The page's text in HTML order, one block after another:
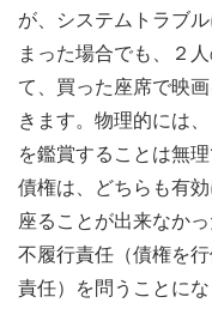
が、システムトラブ
まった場合でも、２
て、買った座席で映
きます。物理的には
を鑑賞することは無
債権は、どちらも有
座ることが出来なか
不履行責任（債権を
責任）を問うことにな